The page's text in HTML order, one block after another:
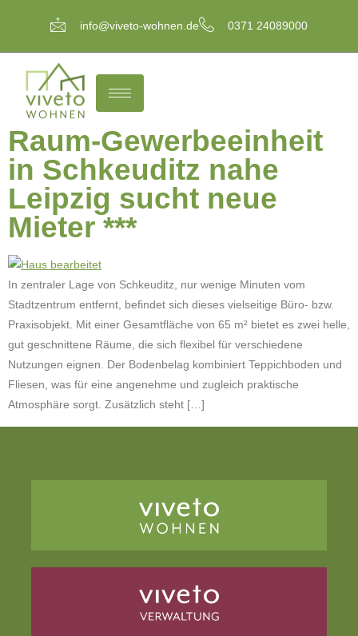
info@viveto-wohnen.de 0371 24089000
Ort:Schkeuditz
*** Funktionelle 2-
Raum-Gewerbeeinheit
in Schkeuditz nahe
Leipzig sucht neue
Mieter ***
In zentraler Lage von Schkeuditz, nur wenige Minuten vom
Stadtzentrum entfernt, befindet sich dieses vielseitige Büro- bzw.
Praxisobjekt. Mit einer Gesamtfläche von 65 m² bietet es zwei helle,
gut geschnittene Räume, die sich flexibel für verschiedene
Nutzungen eignen. Der Bodenbelag kombiniert Teppichboden und
Fliesen, was für eine angenehme und zugleich praktische
Atmosphäre sorgt. Zusätzlich steht […]